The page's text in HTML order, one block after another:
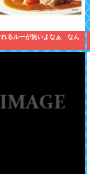
れるルーが無いよなぁ なん